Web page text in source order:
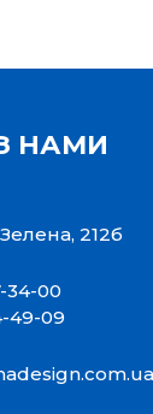
НАМИ
212б
34-00
49-09